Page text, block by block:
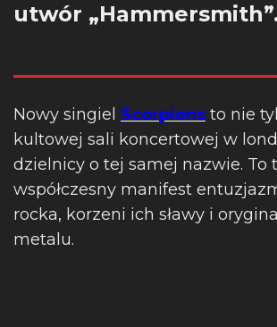
utwór
Nowy singiel Scorpions to nie
kultowej sali koncertowej w
dzielnicy o tej samej nazwie. To
współczesny manifest
rocka, korzeni ich sławy i
metalu.